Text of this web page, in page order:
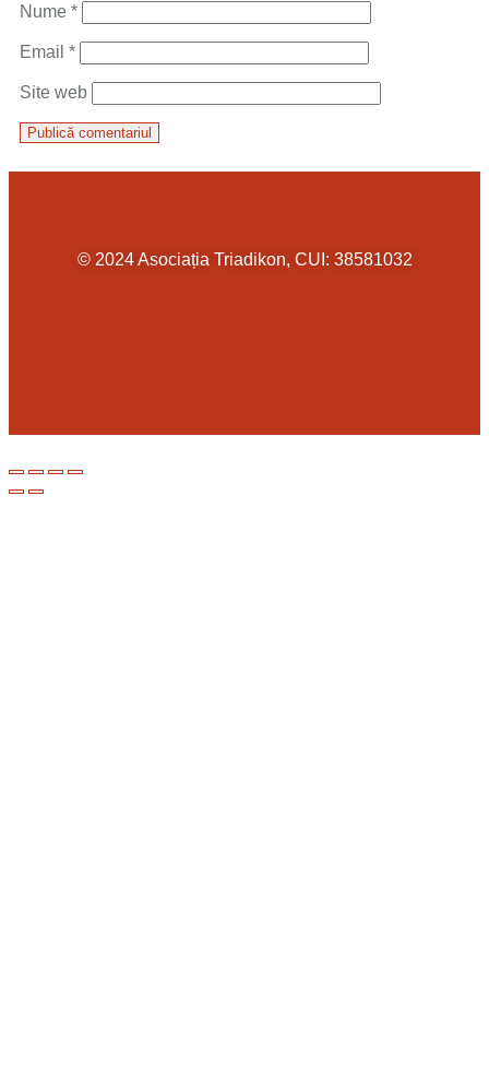
Nume *
Email *
Site web
© 2024 Asociația Triadikon, CUI: 38581032